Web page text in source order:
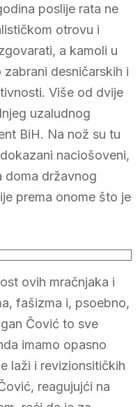
poslije rata ne
otrovu i
a kamoli u
desničarskih i
Više od dvije
uzaludnog
BiH. Na nož su tu
naciošoveni,
doma državnog
prema onome što je
ovih mračnjaka i
fašizma i, psoebno,
Čović to sve
imamo opasno
laži i revizionsitičkih
reagujujći na